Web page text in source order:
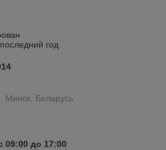
год
Минск, Беларусь
09:00 до 17:00